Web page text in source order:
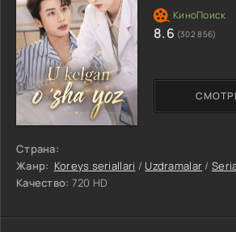
Страна:
Жанр: Koreys seriallari / Uzdramalar /
Качество: 720 HD
8.6 (302 856)